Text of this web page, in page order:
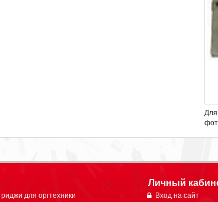
для оргтехники
Личный
Вход на сайт